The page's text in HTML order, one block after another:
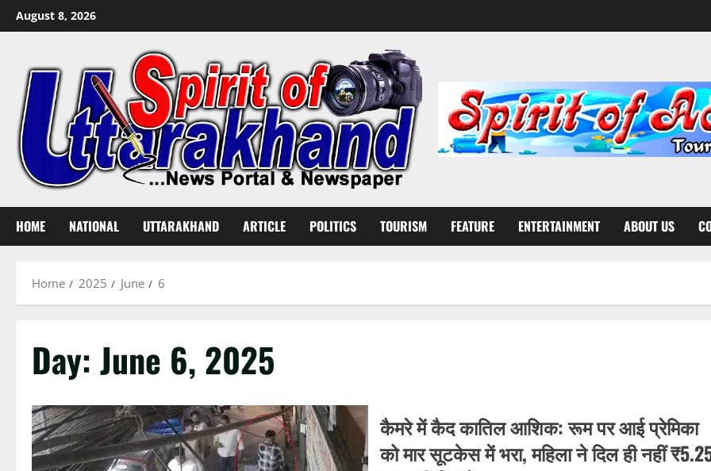
Skip
to
August 8, 2026
HOME NATIONAL UTTARAKHAND ARTICLE POLITICS TOURISM FEATURE ENTERTAINMENT ABOUT US
Home 2025 June 6
Day: June 6, 2025
कैमरे में कैद कातिल आशिक: रूम पर आई प्रेमिका
को मार सूटकेस में भरा, महिला ने दिल ही नहीं